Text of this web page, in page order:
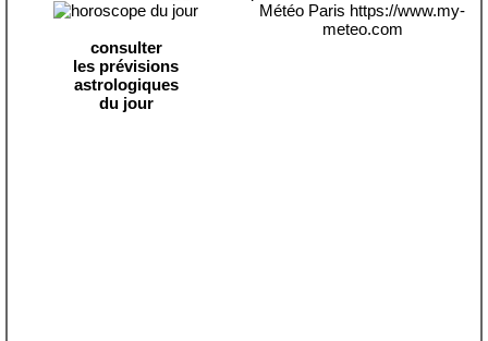
consulter
les prévisions
astrologiques
du jour
Météo Paris https://www.my-
meteo.com